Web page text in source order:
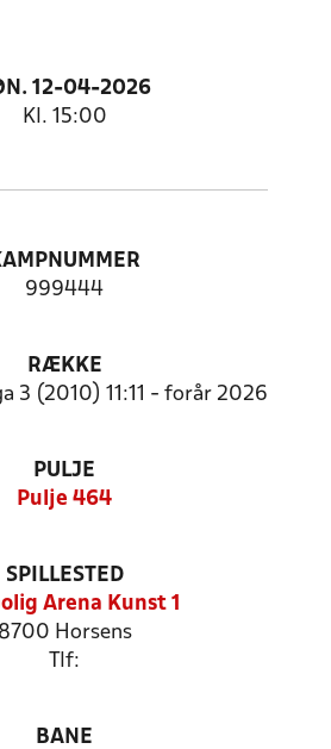
12-04-2026
Kl. 15:00
999444
RÆKKE
3 (2010) 11:11 - forår 2026
PULJE
Pulje 464
SPILLESTED
Arena Kunst 1
8700 Horsens
Tlf:
BANE